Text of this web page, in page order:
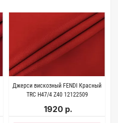
Джерси вискозный FENDI Красный
TRC H47/4 Z40 12122509
1920 р.